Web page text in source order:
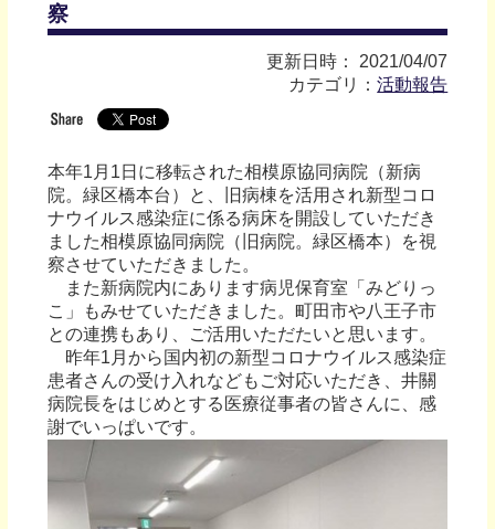
察
更新日時： 2021/04/07
カテゴリ：活動報告
本年1月1日に移転された相模原協同病院（新病
院。緑区橋本台）と、旧病棟を活用され新型コロ
ナウイルス感染症に係る病床を開設していただき
ました相模原協同病院（旧病院。緑区橋本）を視
察させていただきました。
また新病院内にあります病児保育室「みどりっ
こ」もみせていただきました。町田市や八王子市
との連携もあり、ご活用いただたいと思います。
昨年1月から国内初の新型コロナウイルス感染症
患者さんの受け入れなどもご対応いただき、井關
病院長をはじめとする医療従事者の皆さんに、感
謝でいっぱいです。